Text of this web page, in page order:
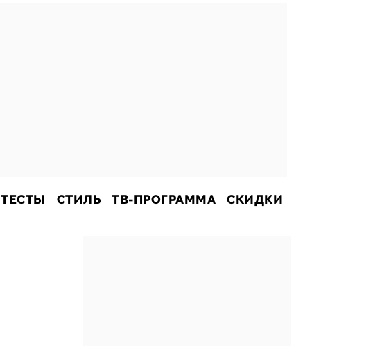
ТЕСТЫ СТИЛЬ ТВ-ПРОГРАММА СКИДКИ